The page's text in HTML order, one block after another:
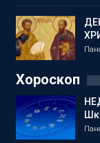
Хороскоп